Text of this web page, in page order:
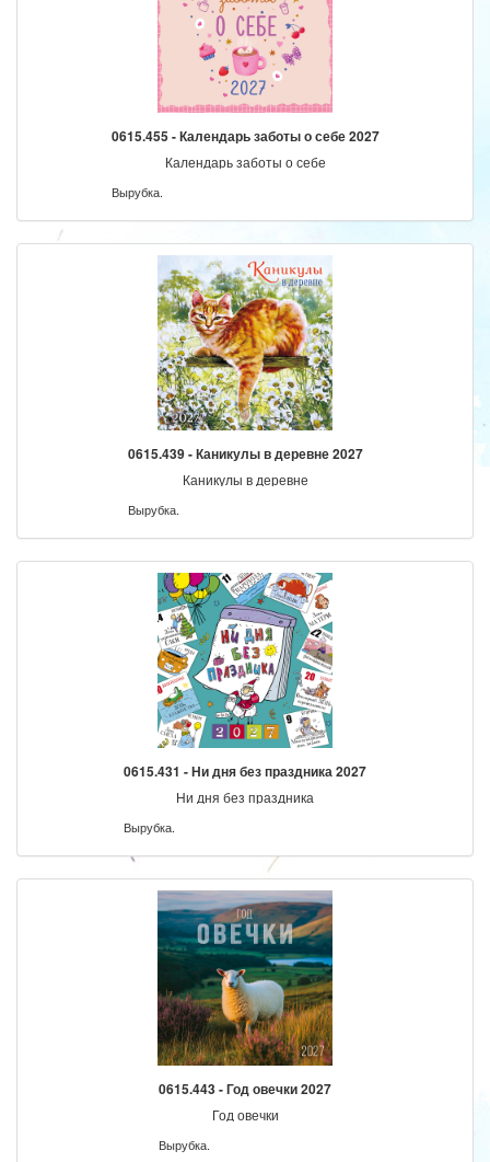
0615.455 - Календарь заботы о себе 2027
Календарь заботы о себе
Вырубка.
0615.439 - Каникулы в деревне 2027
Каникулы в деревне
Вырубка.
0615.431 - Ни дня без праздника 2027
Ни дня без праздника
Вырубка.
0615.443 - Год овечки 2027
Год овечки
Вырубка.